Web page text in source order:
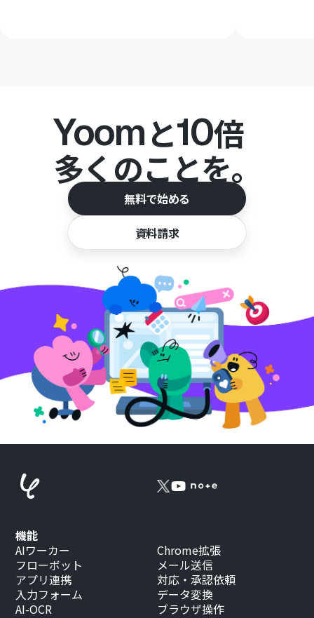
Yoomと10倍
多くのことを。
無料で始める
資料請求
機能
AIワーカー
フローボット
アプリ連携
入力フォーム
AI-OCR
Chrome拡張
メール送信
対応・承認依頼
データ変換
ブラウザ操作